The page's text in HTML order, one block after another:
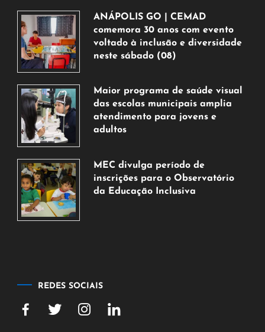
ANÁPOLIS GO | CEMAD
comemora 30 anos com evento
voltado à inclusão e diversidade
neste sábado (08)
de
agosto
de
2026
Maior programa de saúde visual
das escolas municipais amplia
atendimento para jovens e
adultos
de
agosto
de
MEC divulga período de
inscrições para o Observatório
da Educação Inclusiva
REDES SOCIAIS